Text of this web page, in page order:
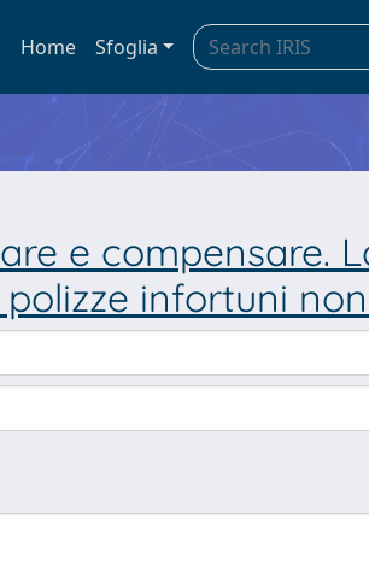
Home Sfoglia
e compensare.
infortuni